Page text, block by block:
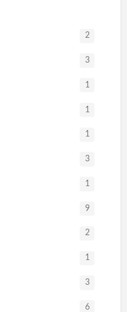
2
3
1
1
1
3
1
9
2
1
3
6